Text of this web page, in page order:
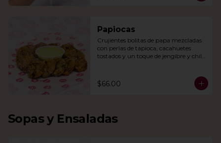
Papiocas
Crujientes bolitas de papa mezcladas
con perlas de tapioca, cacahuetes
tostados y un toque de jengibre y chile
$66.00
Sopas y Ensaladas